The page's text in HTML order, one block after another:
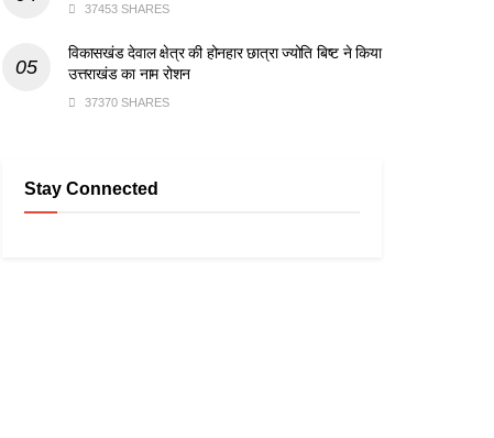
37453 SHARES
विकासखंड देवाल क्षेत्र की होनहार छात्रा ज्योति बिष्ट ने किया
उत्तराखंड का नाम रोशन
37370 SHARES
Stay Connected